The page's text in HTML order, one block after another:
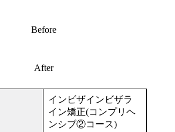
Before
After
インビザインビザラ
イン矯正(コンプリヘ
ンシブ②コース)